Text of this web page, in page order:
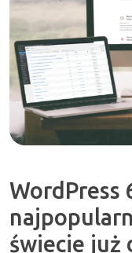
WordPress
świecie już